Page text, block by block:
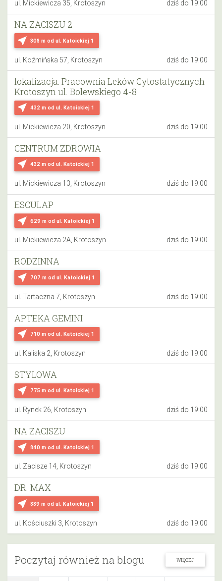
ul. Mickiewicza 35, Krotoszyn dziś do 19:00
near_me 308 m od ul. Katoickiej 1
NA ZACISZU 2
ul. Koźmińska 57, Krotoszyn dziś do 19:00
near_me 432 m od ul. Katoickiej 1
lokalizacja: Pracownia Leków Cytostatycznych
Krotoszyn ul. Bolewskiego 4-8
ul. Mickiewicza 20, Krotoszyn dziś do 19:00
near_me 432 m od ul. Katoickiej 1
CENTRUM ZDROWIA
ul. Mickiewicza 13, Krotoszyn dziś do 19:00
near_me 629 m od ul. Katoickiej 1
ESCULAP
ul. Mickiewicza 2A, Krotoszyn dziś do 19:00
near_me 707 m od ul. Katoickiej 1
RODZINNA
ul. Tartaczna 7, Krotoszyn dziś do 19:00
near_me 710 m od ul. Katoickiej 1
APTEKA GEMINI
ul. Kaliska 2, Krotoszyn dziś do 19:00
near_me 775 m od ul. Katoickiej 1
STYLOWA
ul. Rynek 26, Krotoszyn dziś do 19:00
near_me 840 m od ul. Katoickiej 1
NA ZACISZU
ul. Zacisze 14, Krotoszyn dziś do 19:00
near_me 889 m od ul. Katoickiej 1
DR. MAX
ul. Kościuszki 3, Krotoszyn dziś do 19:00
Poczytaj również na blogu WIĘCEJ